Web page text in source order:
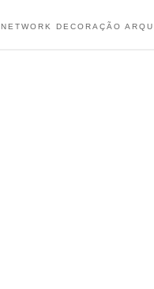
NETWORK DECORAÇÃO